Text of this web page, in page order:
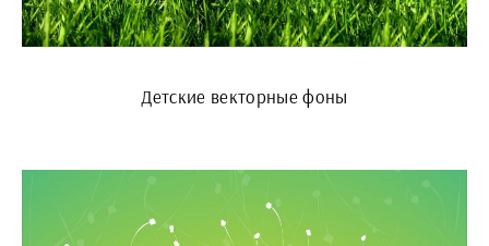
Детские векторные фоны